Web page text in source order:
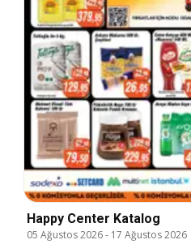
Happy Center Katalog
05 Ağustos 2026- 17 Ağustos 2026